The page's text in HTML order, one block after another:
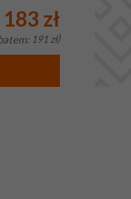
183 zł
191 zł